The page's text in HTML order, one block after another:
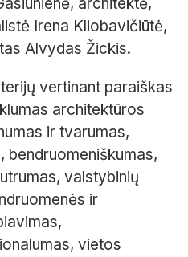
Irena Kliobavičiūtė,
Alvydas Žickis.
vertinant paraiškas
architektūros
ir tvarumas,
bendruomeniškumas,
valstybinių
ir
vietos